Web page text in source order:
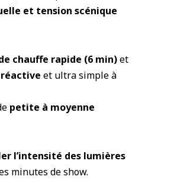
et tension scénique
chauffe rapide (6 min)et
et ultra simple à
petite à moyenne
l’intensité des lumières
minutes de show.